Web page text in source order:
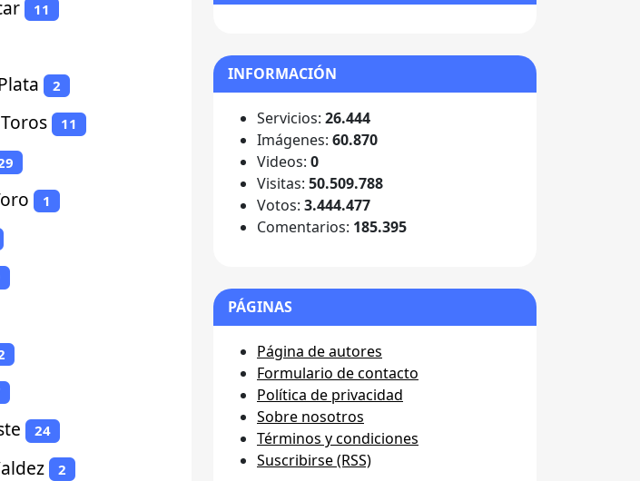
11
2
11
1
24
2
INFORMACIÓN
Servicios: 26.444
Imágenes: 60.870
Videos: 0
Visitas: 50.509.788
Votos: 3.444.477
Comentarios: 185.395
PÁGINAS
Página de autores
Formulario de contacto
Política de privacidad
Sobre nosotros
Términos y condiciones
Suscribirse (RSS)